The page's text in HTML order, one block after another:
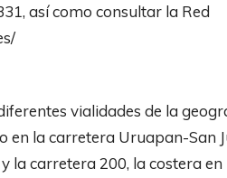
así como consultar la Red
vialidades de la
en la carretera Uruapan-San
la carretera 200, la costera en